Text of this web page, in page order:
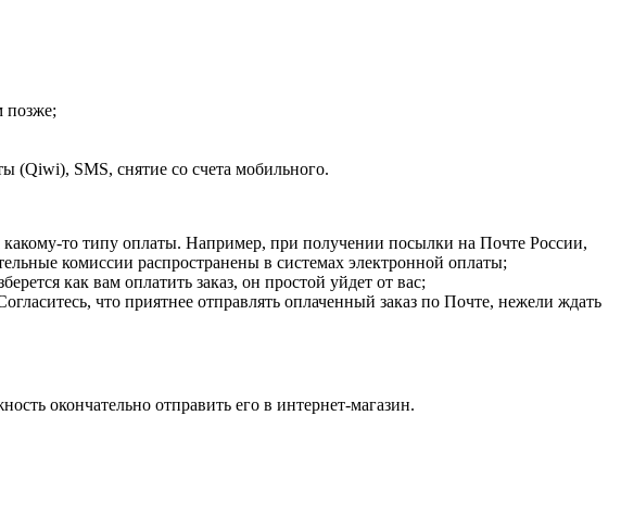
позже;
(Qiwi), SMS, снятие со счета мобильного.
какому-то типу оплаты. Например, при получении посылки на Почте России,
комиссии распространены в системах электронной оплаты;
как вам оплатить заказ, он простой уйдет от вас;
что приятнее отправлять оплаченный заказ по Почте, нежели ждать
окончательно отправить его в интернет-магазин.